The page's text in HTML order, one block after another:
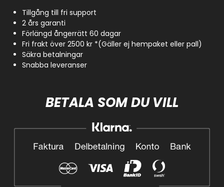
Tillgång till fri support
2 års garanti
Förlängd ångerrätt 60 dagar
Fri frakt över 2500 kr *(Gäller ej hempaket eller pall)
Säkra betalningar
Snabba leveranser
BETALA SOM DU VILL